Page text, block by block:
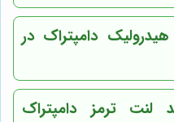
دامپتراک در
لنت ترمز دامپتراک